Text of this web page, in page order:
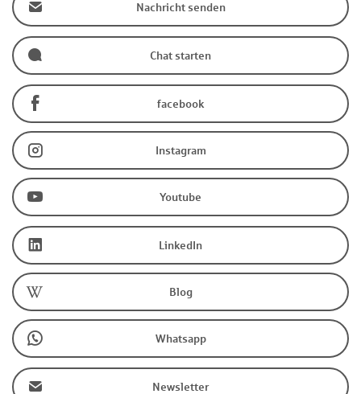
Nachricht senden
Chat starten
facebook
Instagram
Youtube
LinkedIn
Blog
Whatsapp
Newsletter